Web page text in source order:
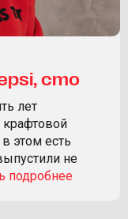
cmo
лет
крафтовой
этом есть
не